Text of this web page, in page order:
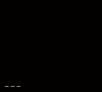
– – –